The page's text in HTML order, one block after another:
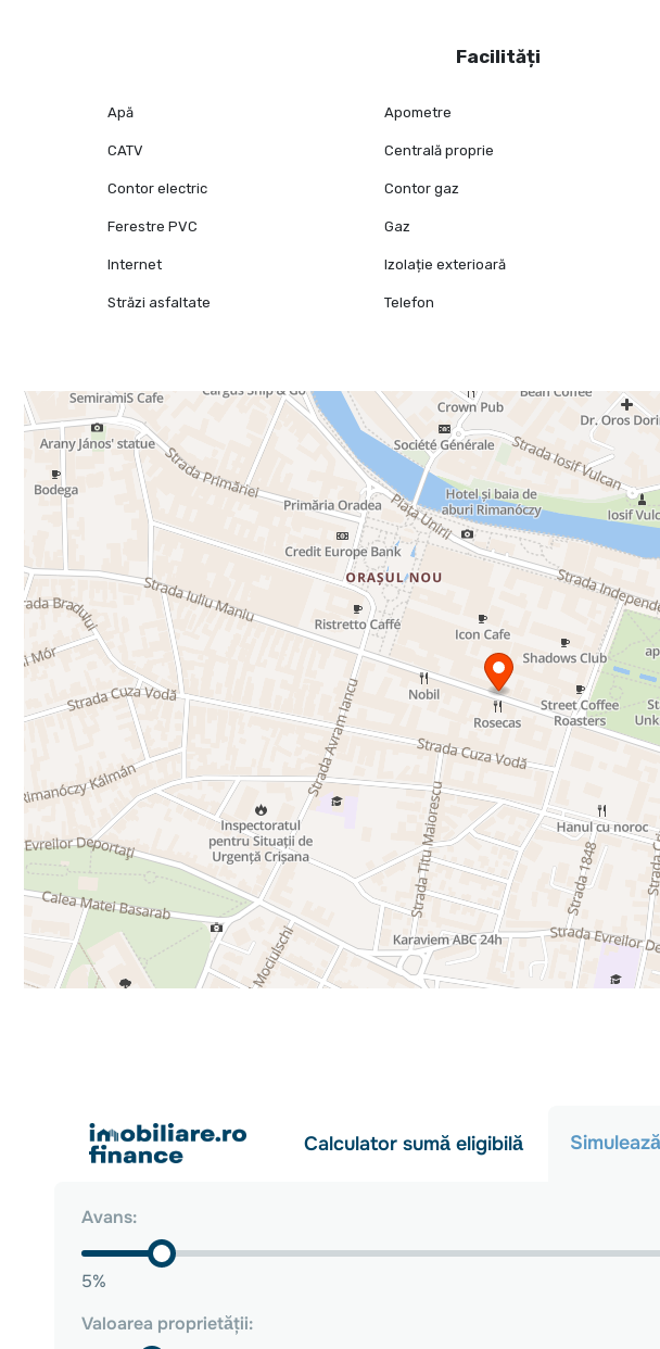
Facilități
Apă Apometre
CATV Centrală proprie
Contor electric Contor gaz
Ferestre PVC Gaz
Internet Izolație exterioară
Străzi asfaltate Telefon